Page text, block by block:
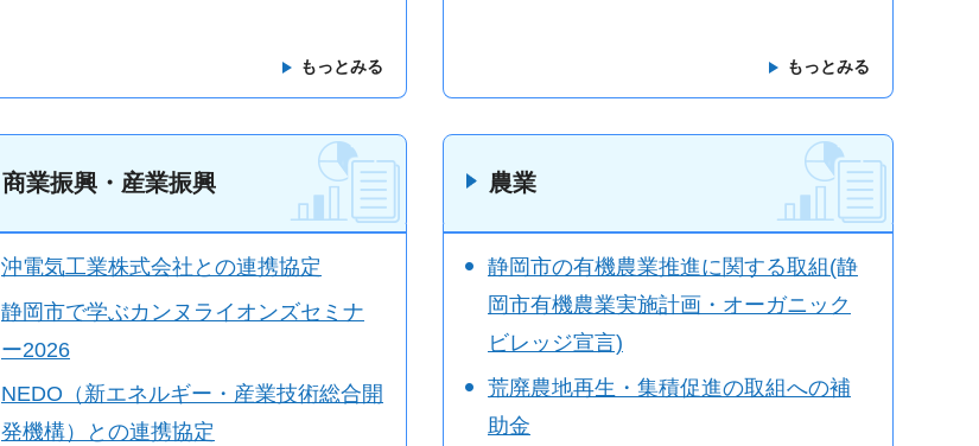
もっとみる もっとみる
商業振興・産業振興
沖電気工業株式会社との連携協定
静岡市で学ぶカンヌライオンズセミナ
ー2026
NEDO（新エネルギー・産業技術総合開
発機構）との連携協定
農業
静岡市の有機農業推進に関する取組(静
岡市有機農業実施計画・オーガニック
ビレッジ宣言)
荒廃農地再生・集積促進の取組への補
助金